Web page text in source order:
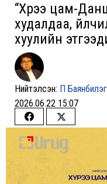
“Хүрээ цам-
худалдаа,
хуулийн
Нийтэлсэн: П Баянбилэг
2026.06.22 15:07
Share
on
Facebook
Share
on
Twitter